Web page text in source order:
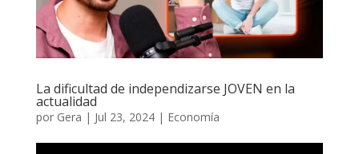
La dificultad de independizarse JOVEN en la
actualidad
por Gera | Jul 23, 2024| Economía